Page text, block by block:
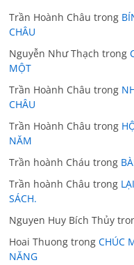
Trần Hoành Châu trong
CHÂU
Nguyễn Như Thạch trong
MỘT
Trần Hoành Châu trong
CHÂU
Trần Hoành Châu trong
NĂM
Trần hoành Cháu trong
Trần hoành Châu trong
SÁCH.
Nguyen Huy Bích Thủy
Hoai Thuong trongCHÚC
NĂNG